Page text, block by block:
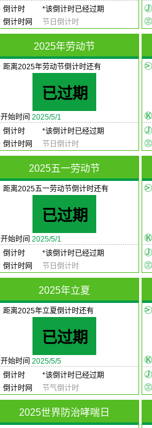
倒计时
*该倒计时已经过期
倒计时网
节日倒计时
2025年劳动节
距离2025年劳动节倒计时还有
已过期
开始时间 2025/5/1
倒计时
*该倒计时已经过期
倒计时网
节日倒计时
2025五一劳动节
距离2025五一劳动节倒计时还有
已过期
开始时间 2025/5/1
倒计时
*该倒计时已经过期
倒计时网
节日倒计时
2025年立夏
距离2025年立夏倒计时还有
已过期
开始时间 2025/5/5
倒计时
*该倒计时已经过期
倒计时网
节气倒计时
2025世界防治哮喘日